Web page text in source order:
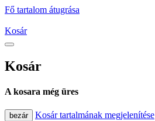
Fő tartalom átugrása
Kosár
Kosár
A kosara még üres
bezár
Kosár tartalmának megjelenítése